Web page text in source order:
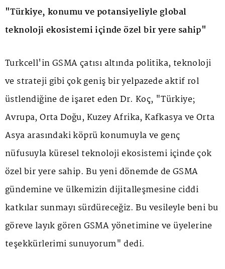
"Türkiye, konumu ve potansiyeliyle global
teknoloji ekosistemi içinde özel bir yere sahip"
Turkcell'in GSMA çatısı altında politika, teknoloji
ve strateji gibi çok geniş bir yelpazede aktif rol
üstlendiğine de işaret eden Dr. Koç, "Türkiye;
Avrupa, Orta Doğu, Kuzey Afrika, Kafkasya ve Orta
Asya arasındaki köprü konumuyla ve genç
nüfusuyla küresel teknoloji ekosistemi içinde çok
özel bir yere sahip. Bu yeni dönemde de GSMA
gündemine ve ülkemizin dijitalleşmesine ciddi
katkılar sunmayı sürdüreceğiz. Bu vesileyle beni bu
göreve layık gören GSMA yönetimine ve üyelerine
teşekkürlerimi sunuyorum" dedi.